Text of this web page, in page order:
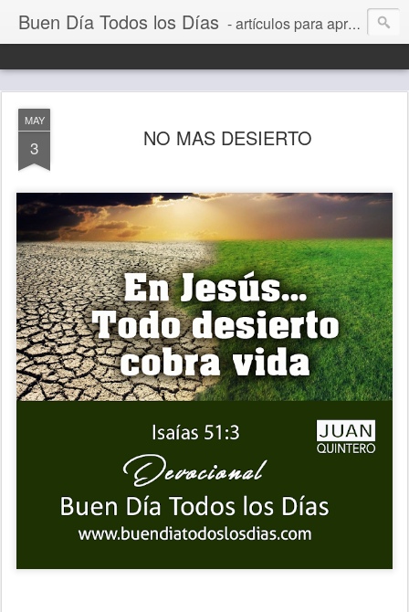
Buen Día Todos los Días - artículos para aprender a vivir mejor, un día a la vez. Por Juan C Quintero
MAY
3 NO MAS DESIERTO